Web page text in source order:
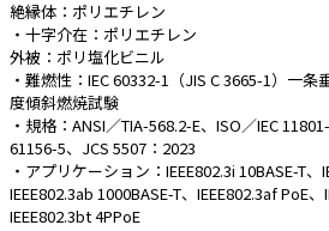
絶縁体：ポリエチレン
・十字介在：ポリエチレン
外被：ポリ塩化ビニル
・難燃性：IEC 60332-1（JIS C 3665-1）一
度傾斜燃焼試験
・規格：ANSI／TIA-568.2-E、ISO／IEC
61156-5、JCS 5507：2023
・アプリケーション：IEEE802.3i 10BASE-T、
IEEE802.3ab 1000BASE-T、IEEE802.3af PoE、
IEEE802.3bt 4PPoE